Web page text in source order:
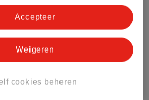
Naturals Alle Sheet maskers
cookies beheren
Weigeren
Accepteer